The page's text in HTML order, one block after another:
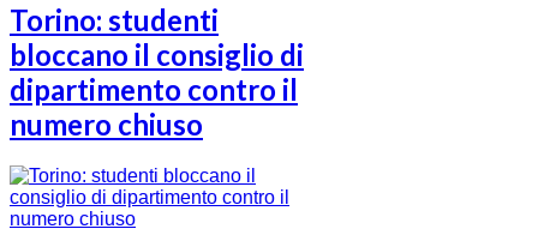
Torino: studenti
bloccano il consiglio di
dipartimento contro il
numero chiuso